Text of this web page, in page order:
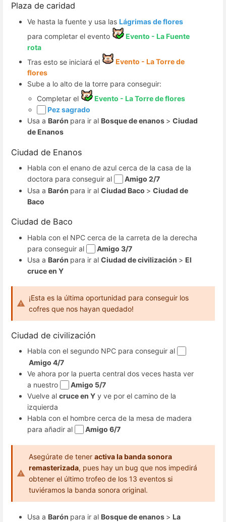
Plaza de caridad
Ve hasta la fuente y usa las Lágrimas de flores
para completar el evento
Evento - La Fuente
rota
Tras esto se iniciará el
Evento - La Torre de
flores
Sube a lo alto de la torre para conseguir:
Completar el
Evento - La Torre de flores
Pez sagrado
Usa a Barón para ir al Bosque de enanos > Ciudad
de Enanos
Ciudad de Enanos
Habla con el enano de azul cerca de la casa de la
doctora para conseguir al
Amigo 2/7
Usa a Barón para ir al Ciudad Baco > Ciudad de
Baco
Ciudad de Baco
Habla con el NPC cerca de la carreta de la derecha
para conseguir al
Amigo 3/7
Usa a Barón para ir al Ciudad de civilización > El
cruce en Y
¡Esta es la última oportunidad para conseguir los
cofres que nos hayan quedado!
Ciudad de civilización
Habla con el segundo NPC para conseguir al
Amigo 4/7
Ve ahora por la puerta central dos veces hasta ver
a nuestro
Amigo 5/7
Vuelve al cruce en Y y ve por el camino de la
izquierda
Habla con el hombre cerca de la mesa de madera
para añadir al
Amigo 6/7
Asegúrate de tener activa la banda sonora
remasterizada, pues hay un bug que nos impedirá
obtener el último trofeo de los 13 eventos si
tuviéramos la banda sonora original.
Usa a Barón para ir al Bosque de enanos > La